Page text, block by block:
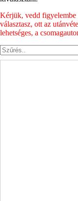
Kérjük, vedd
választasz, ott az
lehetséges, a